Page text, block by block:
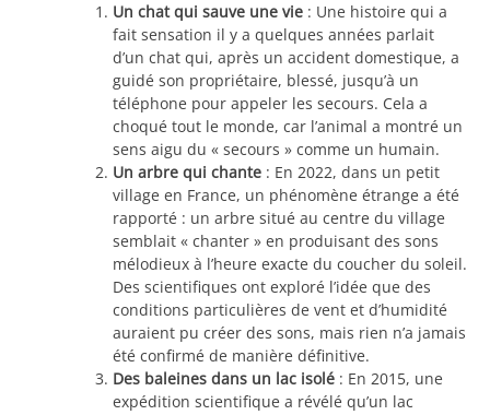
Un chat qui sauve une vie : Une histoire qui a
fait sensation il y a quelques années parlait
d’un chat qui, après un accident domestique, a
guidé son propriétaire, blessé, jusqu’à un
téléphone pour appeler les secours. Cela a
choqué tout le monde, car l’animal a montré un
sens aigu du « secours » comme un humain.
Un arbre qui chante : En 2022, dans un petit
village en France, un phénomène étrange a été
rapporté : un arbre situé au centre du village
semblait « chanter » en produisant des sons
mélodieux à l’heure exacte du coucher du soleil.
Des scientifiques ont exploré l’idée que des
conditions particulières de vent et d’humidité
auraient pu créer des sons, mais rien n’a jamais
été confirmé de manière définitive.
Des baleines dans un lac isolé : En 2015, une
expédition scientifique a révélé qu’un lac